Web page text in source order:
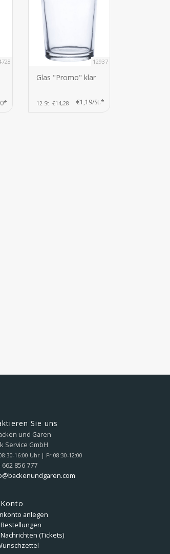
12937
Glas "Promo" klar
12 St. €14,28 €1,19/St.*
Sie uns
und Garen
Service GmbH
16:00 Uhr | Fr 08:30-12:00
662 856 777
anlegen
(Tickets)